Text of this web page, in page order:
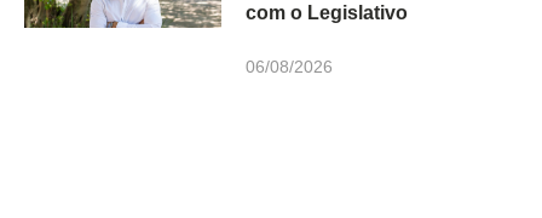
com o Legislativo
06/08/2026